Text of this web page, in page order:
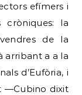
cròniques: la
de la
arribant a a la
d’Eufòria, i
—Cubino dixit